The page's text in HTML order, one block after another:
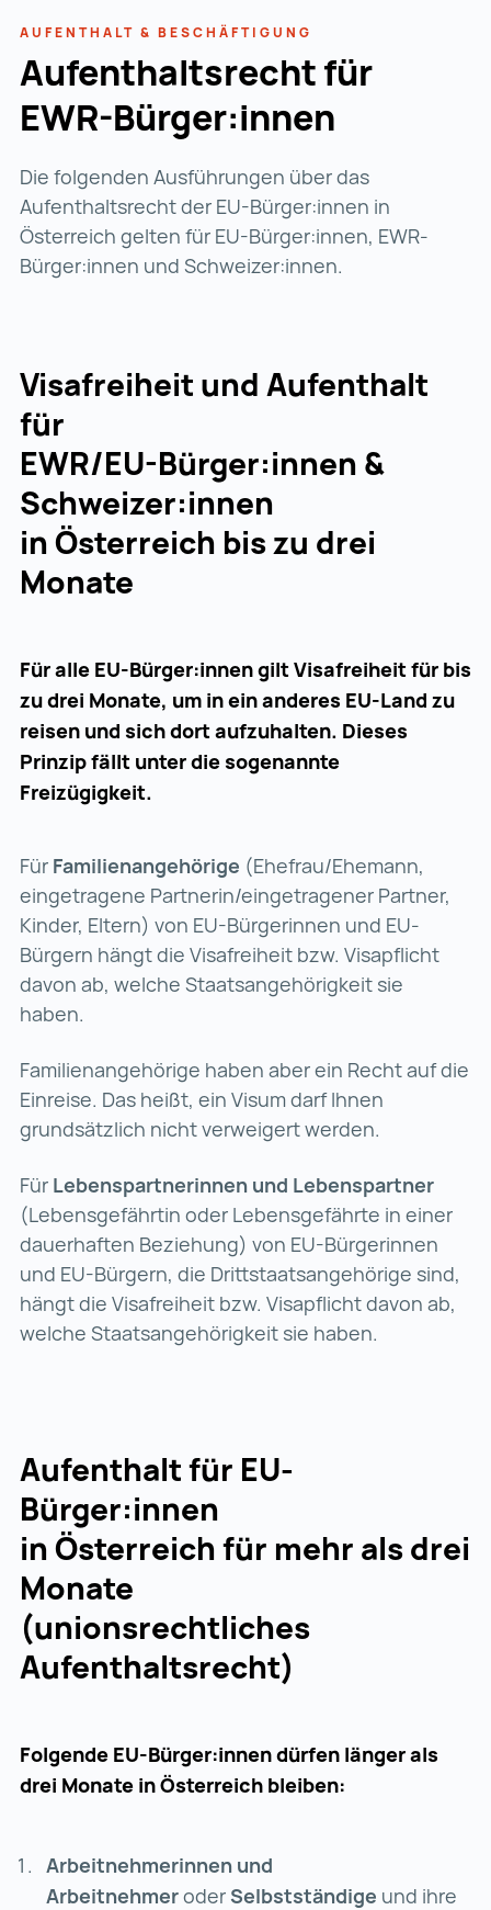
AUFENTHALT & BESCHÄFTIGUNG
Aufenthaltsrecht für
EWR-Bürger:innen
Die folgenden Ausführungen über das
Aufenthaltsrecht der EU-Bürger:innen in
Österreich gelten für EU-Bürger:innen, EWR-
Bürger:innen und Schweizer:innen.
Visafreiheit und Aufenthalt
für
EWR/EU-Bürger:innen &
Schweizer:innen
in Österreich bis zu drei
Monate
Für alle EU-Bürger:innen gilt Visafreiheit für bis
zu drei Monate, um in ein anderes EU-Land zu
reisen und sich dort aufzuhalten. Dieses
Prinzip fällt unter die sogenannte
Freizügigkeit.
Für Familienangehörige (Ehefrau/Ehemann,
eingetragene Partnerin/eingetragener Partner,
Kinder, Eltern) von EU-Bürgerinnen und EU-
Bürgern hängt die Visafreiheit bzw. Visapflicht
davon ab, welche Staatsangehörigkeit sie
haben.
Familienangehörige haben aber ein Recht auf die
Einreise. Das heißt, ein Visum darf Ihnen
grundsätzlich nicht verweigert werden.
Für Lebenspartnerinnen und Lebenspartner
(Lebensgefährtin oder Lebensgefährte in einer
dauerhaften Beziehung) von EU-Bürgerinnen
und EU-Bürgern, die Drittstaatsangehörige sind,
hängt die Visafreiheit bzw. Visapflicht davon ab,
welche Staatsangehörigkeit sie haben.
Aufenthalt für EU-
Bürger:innen
in Österreich für mehr als drei
Monate
(unionsrechtliches
Aufenthaltsrecht)
Folgende EU-Bürger:innen dürfen länger als
drei Monate in Österreich bleiben:
Arbeitnehmerinnen und
ArbeitnehmeroderSelbstständige und ihre